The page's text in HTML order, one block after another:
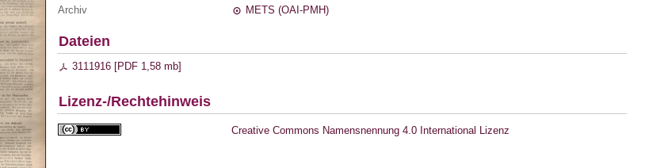
Archiv
METS (OAI-PMH)
Dateien
3111916 [PDF 1,58 mb]
Lizenz-/Rechtehinweis
Creative Commons Namensnennung 4.0 International Lizenz